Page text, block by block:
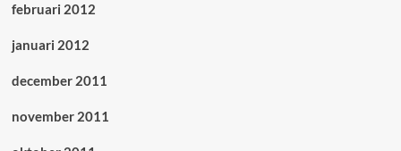
februari 2012
januari 2012
december 2011
november 2011